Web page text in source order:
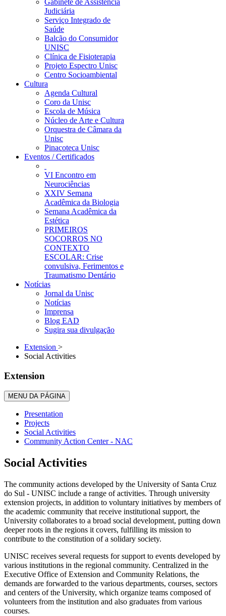
Gabinete de Assistência
Judiciária
Serviço Integrado de
Saúde
Balcão do Consumidor
UNISC
Clínica de Fisioterapia
Projeto Espectro Unisc
Centro Socioambiental
Cultura
Agenda Cultural
Coro da Unisc
Escola de Música
Núcleo de Arte e Cultura
Orquestra de Câmara da
Unisc
Pinacoteca Unisc
Eventos / Certificados
VI Encontro em
Neurociências
XXIV Semana
Acadêmica da Biologia
Semana Acadêmica da
Estética
PRIMEIROS
SOCORROS NO
CONTEXTO
ESCOLAR: Crise
convulsiva, Ferimentos e
Traumatismo Dentário
Notícias
Jornal da Unisc
Notícias
Imprensa
Blog EAD
Sugira sua divulgação
Extension >
Social Activities
Extension
MENU DA PÁGINA
Presentation
Projects
Social Activities
Community Action Center - NAC
Social Activities
The community actions developed by the University of Santa Cruz
do Sul - UNISC include a range of activities. Through university
extension projects, in addition to voluntary initiatives by members of
the academic community that receive institutional support, the
University collaborates to a broad social development, putting down
deeper roots in the regions it covers, fulfilling its mission to
contribute to the constitution of a solidary society.
UNISC receives several requests for support to events developed by
various institutions in the regional community. Centralized in the
Executive Office of Extension and Community Relations, the
demands are forwarded to the various departments, courses, sectors
and centers of the University, which organize teams composed of
volunteers from the institution and also graduates from various
courses.